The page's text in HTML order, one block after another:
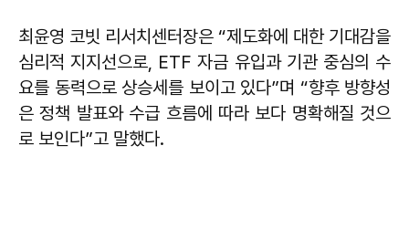
최윤영 코빗 리서치센터장은 “제도화에 대한 기대감을
심리적 지지선으로, ETF 자금 유입과 기관 중심의 수
요를 동력으로 상승세를 보이고 있다”며 “향후 방향성
은 정책 발표와 수급 흐름에 따라 보다 명확해질 것으
로 보인다”고 말했다.